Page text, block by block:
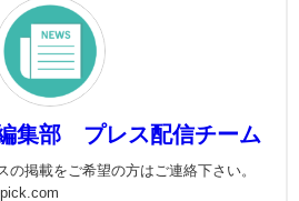
集部 プレス配信チーム
の掲載をご希望の方はご連絡下さい。